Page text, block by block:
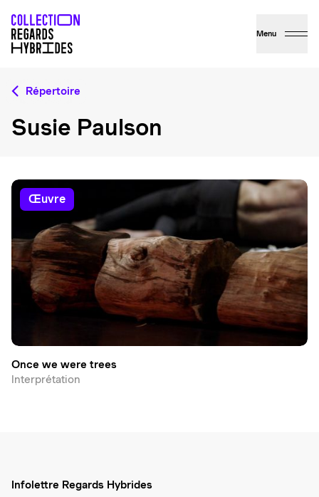
Menu
Répertoire
Susie Paulson
œuvre
Once we were trees
Interprétation
Infolettre Regards Hybrides